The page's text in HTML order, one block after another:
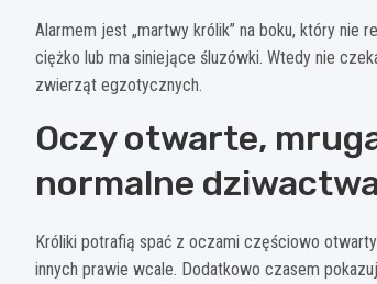
Alarmem jest „martwy królik” na boku, który nie
ciężko lub ma siniejące śluzówki. Wtedy nie
zwierząt egzotycznych.
Oczy otwarte,
normalne
Króliki potrafią spać z oczami częściowo
innych prawie wcale. Dodatkowo czasem